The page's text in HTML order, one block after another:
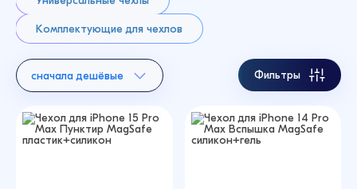
Комплектующие для чехлов
сначала дешёвые Фильтры